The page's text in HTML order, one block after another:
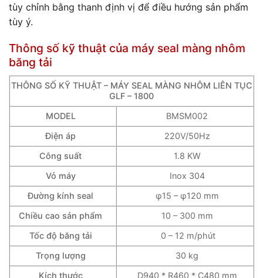
tùy chỉnh bằng thanh định vị để điều hướng sản phẩm
tùy ý.
Thông số kỹ thuật của máy seal màng nhôm
băng tải
THÔNG SỐ KỸ THUẬT – MÁY SEAL MÀNG NHÔM LIÊN TỤC
GLF – 1800
MODEL
BMSM002
Điện áp
220V/50Hz
Công suất
1.8 KW
Vỏ máy
Inox 304
Đường kính seal
φ15 – φ120 mm
Chiều cao sản phẩm
10 – 300 mm
Tốc độ băng tải
0 – 12 m/phút
Trọng lượng
30 kg
Kích thước
D940 * R460 * C480 mm